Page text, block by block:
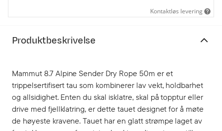
Kontaktløs levering
Produktbeskrivelse
Mammut 8.7 Alpine Sender Dry Rope 50m er et
trippelsertifisert tau som kombinerer lav vekt, holdbarhet
og allsidighet. Enten du skal isklatre, skal på topptur eller
drive med fjellklatring, er dette tauet designet for å møte
de høyeste kravene. Tauet har en glatt strømpe laget av